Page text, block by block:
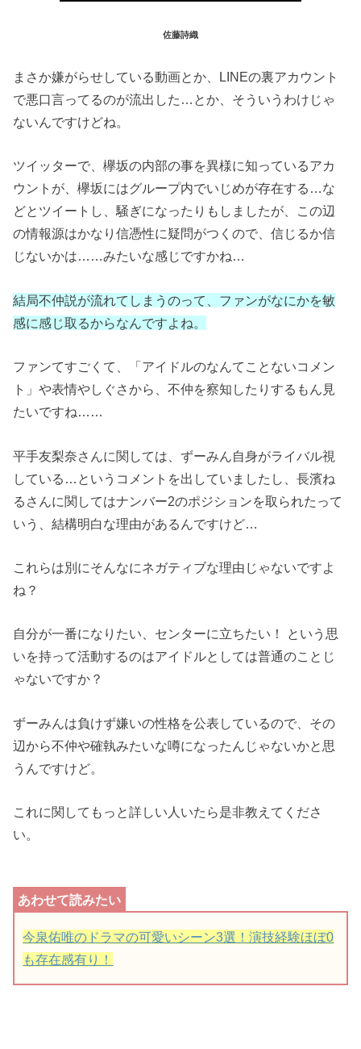
佐藤詩織
まさか嫌がらせしている動画とか、LINEの裏アカウント
で悪口言ってるのが流出した…とか、そういうわけじゃ
ないんですけどね。
ツイッターで、欅坂の内部の事を異様に知っているアカ
ウントが、欅坂にはグループ内でいじめが存在する…な
どとツイートし、騒ぎになったりもしましたが、この辺
の情報源はかなり信憑性に疑問がつくので、信じるか信
じないかは……みたいな感じですかね…
結局不仲説が流れてしまうのって、ファンがなにかを敏
感に感じ取るからなんですよね。
ファンてすごくて、「アイドルのなんてことないコメン
ト」や表情やしぐさから、不仲を察知したりするもん見
たいですね……
平手友梨奈さんに関しては、ずーみん自身がライバル視
している…というコメントを出していましたし、長濱ね
るさんに関してはナンバー2のポジションを取られたって
いう、結構明白な理由があるんですけど…
これらは別にそんなにネガティブな理由じゃないですよ
ね？
自分が一番になりたい、センターに立ちたい！ という思
いを持って活動するのはアイドルとしては普通のことじ
ゃないですか？
ずーみんは負けず嫌いの性格を公表しているので、その
辺から不仲や確執みたいな噂になったんじゃないかと思
うんですけど。
これに関してもっと詳しい人いたら是非教えてくださ
い。
今泉佑唯のドラマの可愛いシーン3選！演技経験ほぼ0
も存在感有り！